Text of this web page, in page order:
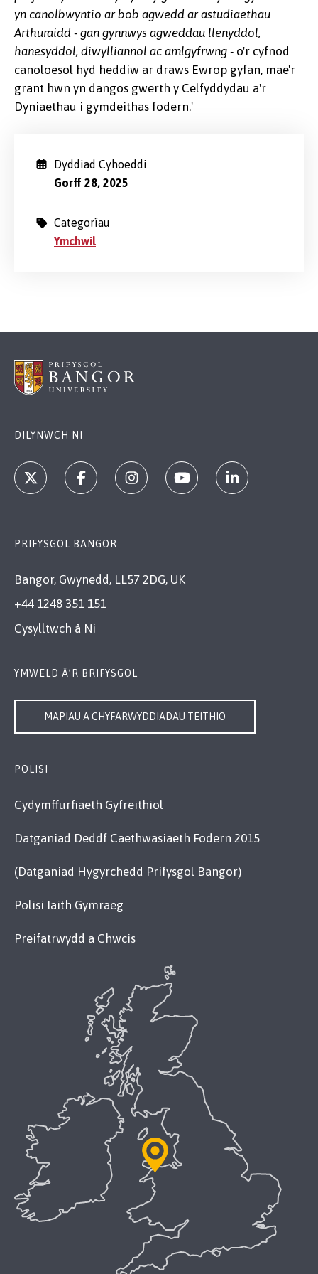
yn canolbwyntio ar bob agwedd ar astudiaethau
Arthuraidd - gan gynnwys agweddau llenyddol,
hanesyddol, diwylliannol ac amlgyfrwng - o'r cyfnod
canoloesol hyd heddiw ar draws Ewrop gyfan, mae'r
grant hwn yn dangos gwerth y Celfyddydau a'r
Dyniaethau i gymdeithas fodern.'
Dyddiad Cyhoeddi
Gorff 28, 2025
Categorïau
Ymchwil
DILYNWCH NI
PRIFYSGOL BANGOR
Bangor, Gwynedd, LL57 2DG, UK
+44 1248 351 151
Cysylltwch â Ni
YMWELD Â’R BRIFYSGOL
MAPIAU A CHYFARWYDDIADAU TEITHIO
POLISI
Cydymffurfiaeth Gyfreithiol
Datganiad Deddf Caethwasiaeth Fodern 2015
(Datganiad Hygyrchedd Prifysgol Bangor)
Polisi Iaith Gymraeg
Preifatrwydd a Chwcis